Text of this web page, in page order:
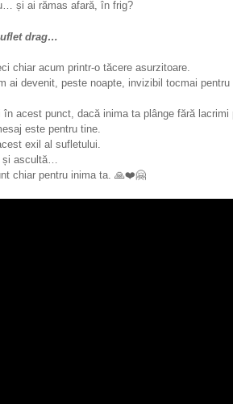
și ai rămas afară, în frig?
drag…
chiar acum printr-o tăcere asurzitoare.
ai devenit, peste noapte, invizibil tocmai
în acest punct, dacă inima ta plânge fără
este pentru tine.
exil al sufletului.
și ascultă…
chiar pentru inima ta. 🙏❤️🤗